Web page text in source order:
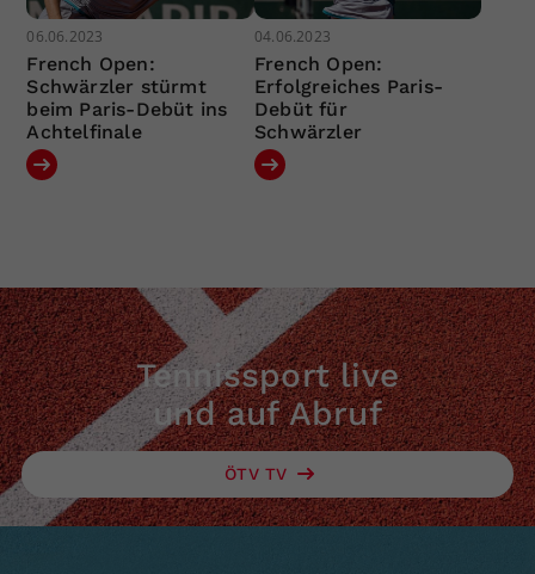
06.06.2023
French Open:
Schwärzler stürmt
beim Paris-Debüt ins
Achtelfinale
04.06.2023
French Open:
Erfolgreiches Paris-
Debüt für
Schwärzler
Tennissport live
und auf Abruf
ÖTV TV